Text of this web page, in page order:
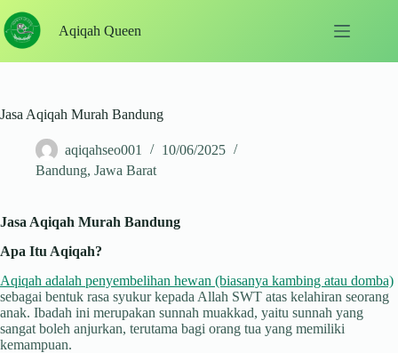
to
content
Aqiqah Queen
Jasa Aqiqah Murah Bandung
aqiqahseo001
10/06/2025
Bandung, Jawa Barat
Jasa Aqiqah Murah Bandung
Apa Itu Aqiqah?
Aqiqah adalah penyembelihan hewan (biasanya kambing atau domba)
sebagai bentuk rasa syukur kepada Allah SWT atas kelahiran seorang
anak. Ibadah ini merupakan sunnah muakkad, yaitu sunnah yang
sangat boleh anjurkan, terutama bagi orang tua yang memiliki
kemampuan.